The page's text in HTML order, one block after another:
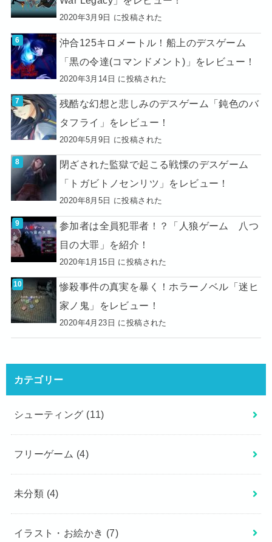
2020年3月9日 に投稿された
沖合125キロメートル！船上のデスゲーム
「黒の令達(コマンドメント)」をレビュー！
2020年3月14日 に投稿された
残酷な幻想と悲しみのデスゲーム「鈍色のバ
タフライ」をレビュー！
2020年5月9日 に投稿された
閉ざされた監獄で起こる戦慄のデスゲーム
「トガビトノセンリツ」をレビュー！
2020年8月5日 に投稿された
参加者は全員犯罪者！？「人狼ゲーム 八つ
目の大罪」を紹介！
2020年1月15日 に投稿された
惨殺事件の真実を暴く！ホラーノベル「迷ヒ
家ノ鬼」をレビュー！
2020年4月23日 に投稿された
カテゴリー
シューティング (11)
フリーゲーム (4)
未分類 (4)
イラスト・お絵かき (7)